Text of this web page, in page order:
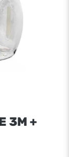
3M +